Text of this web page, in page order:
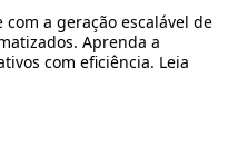
a geração escalável de
Aprenda a
com eficiência. Leia